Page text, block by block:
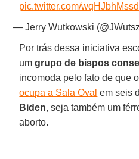
pic.twitter.com/wqHJbhMssd
— Jerry Wutkowski
Por trás dessa iniciativa
umgrupo de bispos
incomoda pelo fato de que o
ocupa a Sala Oval em seis
Biden, seja também um
aborto.